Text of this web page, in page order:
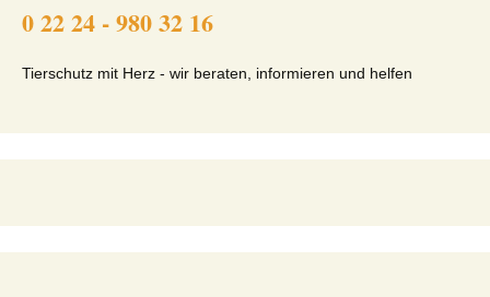
0 22 24 - 980 32 16
Tierschutz mit Herz - wir beraten, informieren und helfen